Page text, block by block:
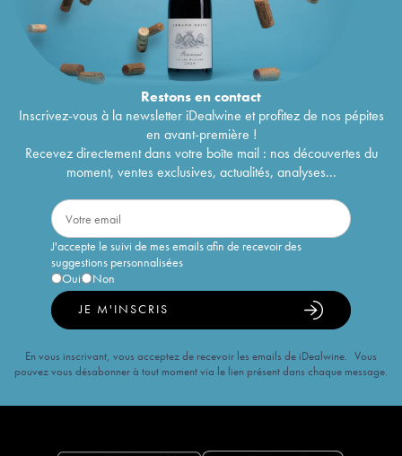
Restons encontact
Inscrivez-vous à la newsletter iDealwine et profitez de nos pépites
en avant-première !
Recevez directement dans votre boîte mail : nos découvertes du
moment, ventes exclusives, actualités, analyses...
J'accepte le suivi de mes emails afin de recevoir des
suggestions personnalisées
Oui
Non
JE M'INSCRIS
En vous inscrivant, vous acceptez de recevoir les emails de iDealwine. Vous
pouvez vous désabonner à tout moment via le lien présent dans chaque message.